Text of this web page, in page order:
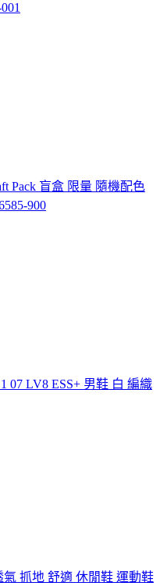
Pack 盲盒 限量 隨機配色
900
07 LV8 ESS+ 男鞋 白 編織
抓地 舒適 休閒鞋 運動鞋